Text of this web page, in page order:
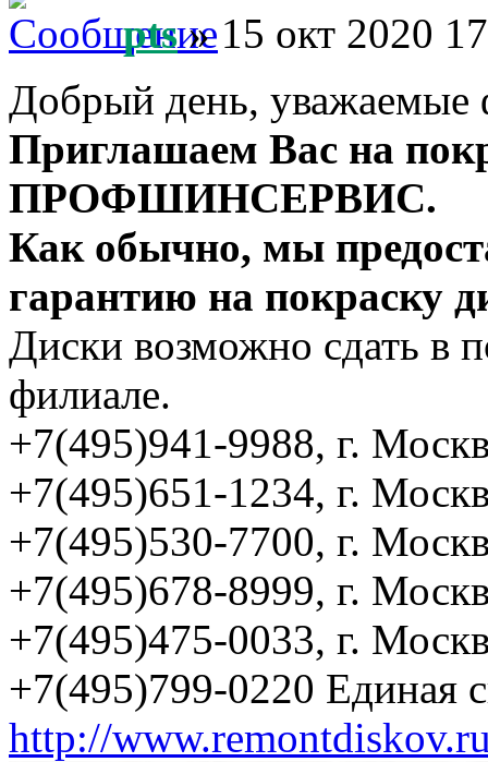
pts» 15 окт 2020
Добрый день, уважаемые
Приглашаем Вас на
ПРОФШИНСЕРВИС.
Как обычно, мы
гарантию на покраску
Диски возможно сдать в
филиале.
+7(495)941-9988, г.
+7(495)651-1234, г.
+7(495)530-7700, г.
+7(495)678-8999, г.
+7(495)475-0033, г.
+7(495)799-0220 Единая
http://